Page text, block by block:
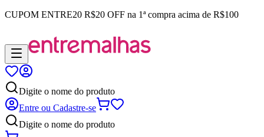
CUPOM ENTRE20 R$20 OFF na 1ª compra acima de R$100
Digite o nome do produto
Entre ou Cadastre-se
Digite o nome do produto